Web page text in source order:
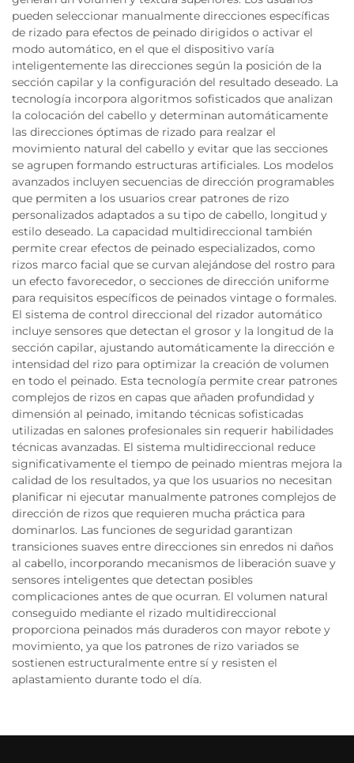
pueden seleccionar manualmente direcciones específicas
de rizado para efectos de peinado dirigidos o activar el
modo automático, en el que el dispositivo varía
inteligentemente las direcciones según la posición de la
sección capilar y la configuración del resultado deseado. La
tecnología incorpora algoritmos sofisticados que analizan
la colocación del cabello y determinan automáticamente
las direcciones óptimas de rizado para realzar el
movimiento natural del cabello y evitar que las secciones
se agrupen formando estructuras artificiales. Los modelos
avanzados incluyen secuencias de dirección programables
que permiten a los usuarios crear patrones de rizo
personalizados adaptados a su tipo de cabello, longitud y
estilo deseado. La capacidad multidireccional también
permite crear efectos de peinado especializados, como
rizos marco facial que se curvan alejándose del rostro para
un efecto favorecedor, o secciones de dirección uniforme
para requisitos específicos de peinados vintage o formales.
El sistema de control direccional del rizador automático
incluye sensores que detectan el grosor y la longitud de la
sección capilar, ajustando automáticamente la dirección e
intensidad del rizo para optimizar la creación de volumen
en todo el peinado. Esta tecnología permite crear patrones
complejos de rizos en capas que añaden profundidad y
dimensión al peinado, imitando técnicas sofisticadas
utilizadas en salones profesionales sin requerir habilidades
técnicas avanzadas. El sistema multidireccional reduce
significativamente el tiempo de peinado mientras mejora la
calidad de los resultados, ya que los usuarios no necesitan
planificar ni ejecutar manualmente patrones complejos de
dirección de rizos que requieren mucha práctica para
dominarlos. Las funciones de seguridad garantizan
transiciones suaves entre direcciones sin enredos ni daños
al cabello, incorporando mecanismos de liberación suave y
sensores inteligentes que detectan posibles
complicaciones antes de que ocurran. El volumen natural
conseguido mediante el rizado multidireccional
proporciona peinados más duraderos con mayor rebote y
movimiento, ya que los patrones de rizo variados se
sostienen estructuralmente entre sí y resisten el
aplastamiento durante todo el día.